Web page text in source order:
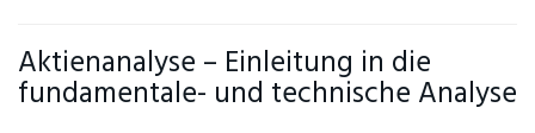
Aktienanalyse – Einleitung in die
fundamentale- und technische Analyse